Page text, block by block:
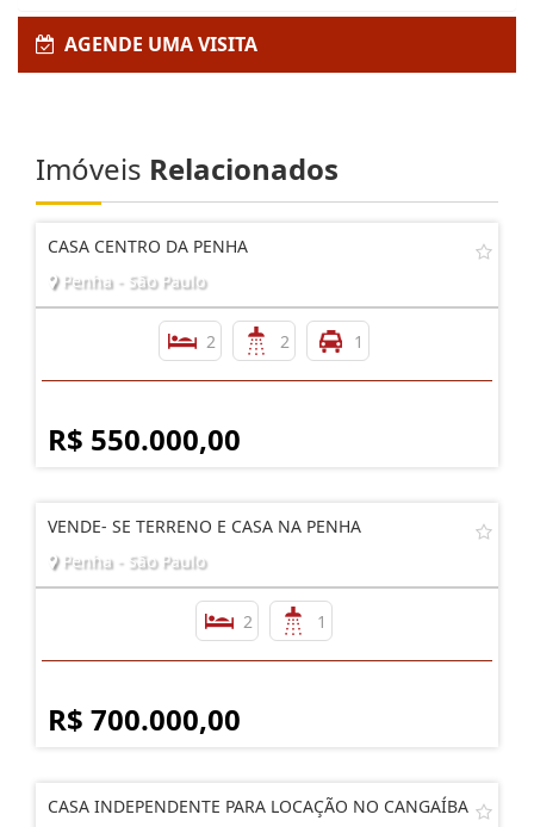
AGENDE UMA VISITA
Imóveis Relacionados
CASA CENTRO DA PENHA
Penha - São Paulo
2 2 1
R$ 550.000,00
VENDE- SE TERRENO E CASA NA PENHA
Penha - São Paulo
2 1
R$ 700.000,00
CASA INDEPENDENTE PARA LOCAÇÃO NO CANGAÍBA